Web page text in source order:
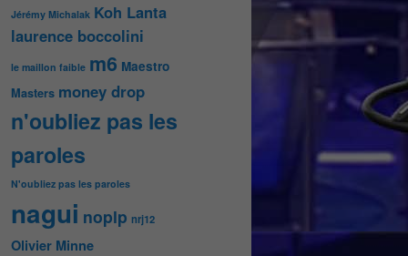
Jérémy Michalak Koh Lanta
laurence boccolini
le maillon faible m6 Maestro
Masters money drop
n'oubliez pas les
paroles
N'oubliez pas les paroles
nagui noplp nrj12
Olivier Minne